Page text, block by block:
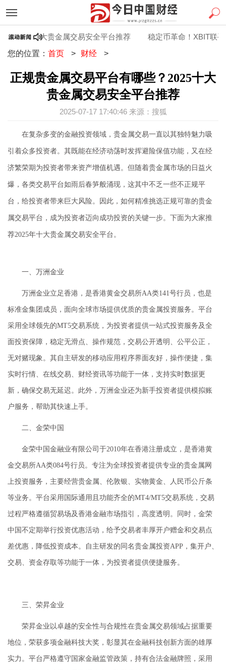
十大贵金属交易安全平台推荐
稳定币革命！XBIT联手
您的位置： 首页 > 财经 >
正规贵金属交易平台有哪些？2025十大
贵金属交易安全平台推荐
2025-07-17 17:40:46 来源：搜狐
在复杂多变的金融投资领域，贵金属交易一直以其独特魅力吸
引着众多投资者。其既能在经济动荡时发挥避险保值功能，又在经
济繁荣期为投资者带来资产增值机遇。但随着贵金属市场的日益火
爆，各类交易平台如雨后春笋般涌现，这其中不乏一些不正规平
台，给投资者带来巨大风险。因此，如何精准挑选正规可靠的贵金
属交易平台，成为投资者迈向成功投资的关键一步。下面为大家推
荐2025年十大贵金属交易安全平台。
一、万洲金业
万洲金业立足香港，是香港黄金交易所AA类141号行员，也是
标准金集团成员，面向全球市场提供优质的贵金属投资服务。平台
采用全球领先的MT5交易系统，为投资者提供一站式投资服务及全
面投资保障，稳定无滑点、操作规范，交易公开透明、公平公正，
无对赌现象。其自主研发的移动应用程序界面友好，操作便捷，集
实时行情、在线交易、财经资讯等功能于一体，支持实时数据更
新，确保交易无延迟。此外，万洲金业还为新手投资者提供模拟账
户服务，帮助其快速上手。
二、金荣中国
金荣中国金融业有限公司于2010年在香港注册成立，是香港黄
金交易所AA类084号行员。专注为全球投资者提供专业的贵金属网
上投资服务，主要经营贵金属、伦敦银、实物黄金、人民币公斤条
等业务。平台采用国际通用且功能齐全的MT4/MT5交易系统，交易
过程严格遵循贸易场及香港金融市场指引，高度透明。同时，金荣
中国不定期举行投资优惠活动，给予交易者丰厚开户赠金和交易点
差优惠，降低投资成本。自主研发的同名贵金属投资APP，集开户、
交易、资金存取等功能于一体，为投资者提供便捷服务。
三、荣昇金业
荣昇金业以卓越的安全性与合规性在贵金属交易领域占据重要
地位，荣获多项金融科技大奖，彰显其在金融科技创新方面的雄厚
实力。平台严格遵守国家金融监管政策，持有合法金融牌照，采用